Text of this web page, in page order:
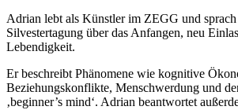
Adrian lebt als Künstler im ZEGG und
Silvestertagung über das Anfangen, neu
Lebendigkeit.
Er beschreibt Phänomene wie kognitive
Beziehungskonflikte, Menschwerdung und
‚beginner’s mind‘. Adrian beantwortet